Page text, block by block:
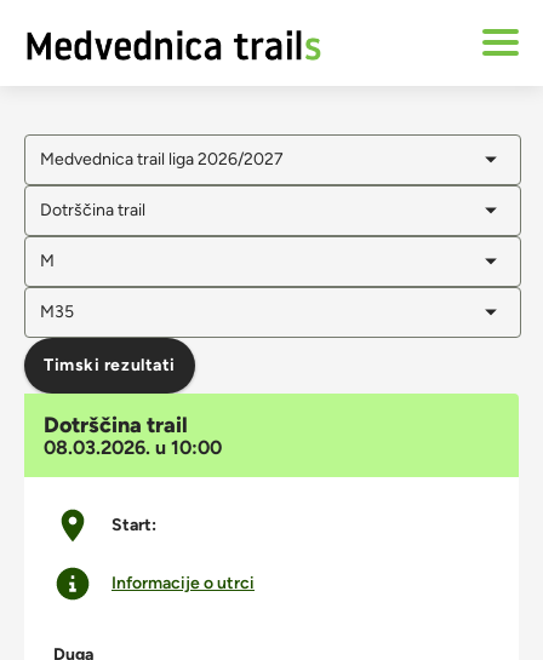
Medvednica trail liga 2026/2027
Dotrščina trail
M
M35
Timski rezultati
Dotrščina trail
08.03.2026. u 10:00
Start:
Informacije o utrci
Duga